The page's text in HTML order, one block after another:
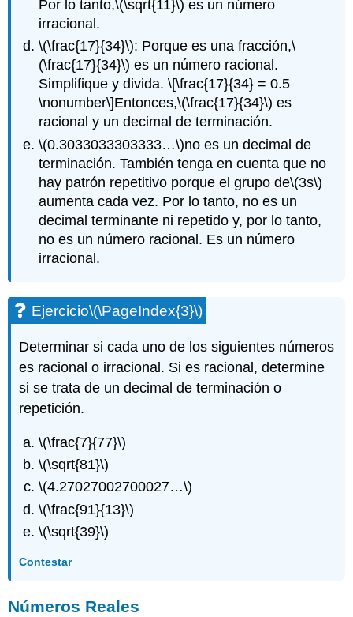
Por lo tanto,\(\sqrt{11}\) es un número
irracional.
\(\frac{17}{34}\): Porque es una fracción,\
(\frac{17}{34}\) es un número racional.
Simplifique y divida.\[\frac{17}{34} = 0.5
\nonumber\]Entonces,\(\frac{17}{34}\) es
racional y un decimal de terminación.
\(0.3033033303333…\)no es un decimal de
terminación. También tenga en cuenta que no
hay patrón repetitivo porque el grupo de\(3s\)
aumenta cada vez. Por lo tanto, no es un
decimal terminante ni repetido y, por lo tanto,
no es un número racional. Es un número
irracional.
Ejercicio\(\PageIndex{3}\)
Determinar si cada uno de los siguientes números
es racional o irracional. Si es racional, determine
si se trata de un decimal de terminación o
repetición.
\(\frac{7}{77}\)
\(\sqrt{81}\)
\(4.27027002700027…\)
\(\frac{91}{13}\)
\(\sqrt{39}\)
Contestar
Números Reales